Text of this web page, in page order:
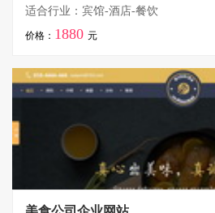
适合行业：宾馆-酒店-餐饮
价格： 1880 元